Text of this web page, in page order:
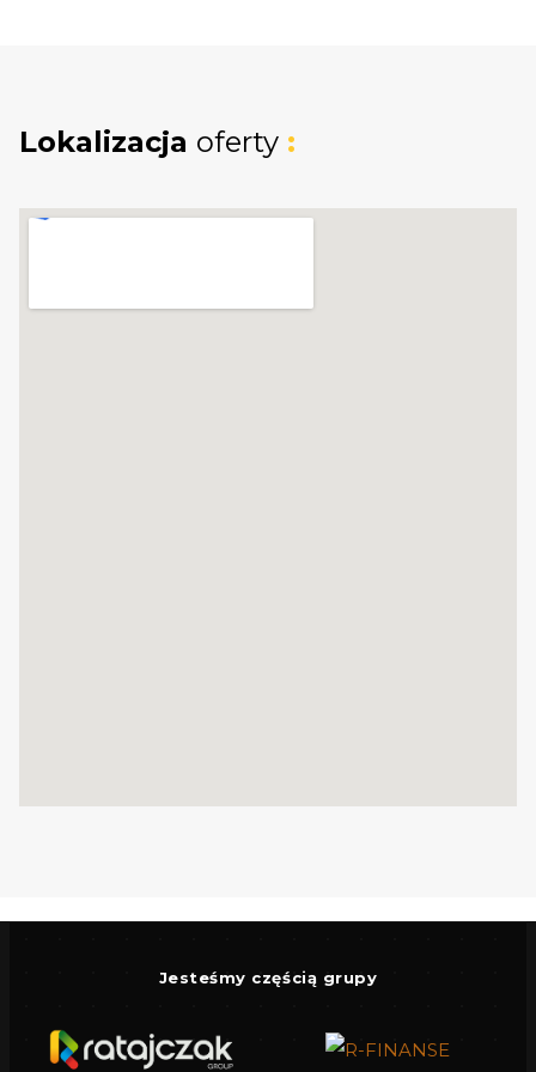
- na działce znajduje się skrzynka z prądem
- kanalizacja : przewidziana budowa szamba
Numer działki261/30(221510_2.0004.261/30)
wprowadzenie funkcji usługowej (działalność
powierzchni całkowitej budynku
Lokalizacja oferty :
Jesteśmy częścią grupy